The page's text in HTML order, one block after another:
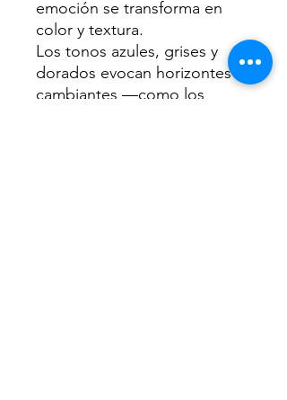
emoción se transforma en
color y textura.
Los tonos azules, grises y
dorados evocan horizontes
cambiantes —como los